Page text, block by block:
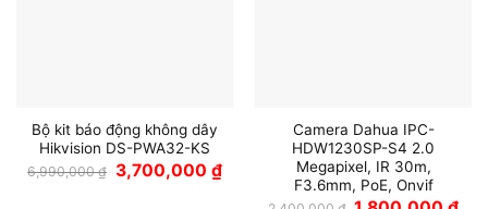
Bộ kit báo động không dây
Hikvision DS-PWA32-KS
6,990,000₫ Giá
gốc
3,700,000 ₫Giá
hiện
Camera Dahua IPC-
HDW1230SP-S4 2.0
Megapixel, IR 30m,
F3.6mm, PoE, Onvif
Giá
Giá